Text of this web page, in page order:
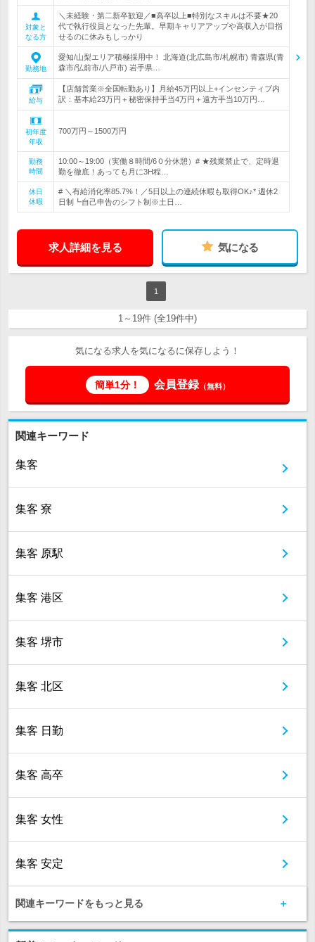
対象と
なる方
＼未経験・第二新卒歓迎／■高卒以上■特別なスキルは不要★20
代で執行役員となった先輩。早期キャリアアップや高収入が目指
せるのに休みもしっかり
勤務地
愛知/山梨エリア積極採用中！ 北海道(北広島市/札幌市) 青森県(青
森市/弘前市/八戸市) 岩手県…
給与
【店舗営業※全国転勤あり】月給45万円以上+インセンティブ内
訳：基本給23万円＋秘密保持手当4万円＋遠方手当10万円…
初年度
年収
700万円～1500万円
勤務
時間
10:00～19:00（実働８時間/6０分休憩）# ★残業禁止で、定時退
勤を徹底！あっても月に3H程…
休日
休暇
# ＼有給消化率85.7%！／5日以上の連続休暇も取得OK♪* 週休2
日制┗自己申告のシフト制※土日…
求人詳細を見る 気になる
1
1～19件 (全19件中)
気になる求人を気になるに保存しよう！
簡単1分！ 会員登録（無料）
関連キーワード
集客
集客 寮
集客 原駅
集客 港区
集客 堺市
集客 北区
集客 日勤
集客 高卒
集客 女性
集客 安定
関連キーワードをもっと見る